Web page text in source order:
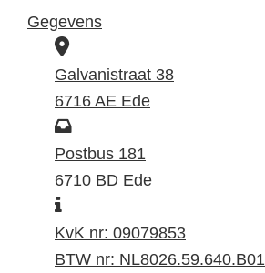
Gegevens
B
e
z
o
e
k
d
r
Galvanistraat 38
6716 AE Ede
P
o
s
a
d
Postbus 181
6710 BD Ede
I
n
f
KvK nr: 09079853
BTW nr: NL8026.59.640.B01